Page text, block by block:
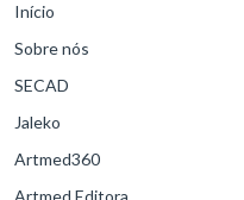
Início
Sobre nós
SECAD
Jaleko
Artmed360
Artmed Editora